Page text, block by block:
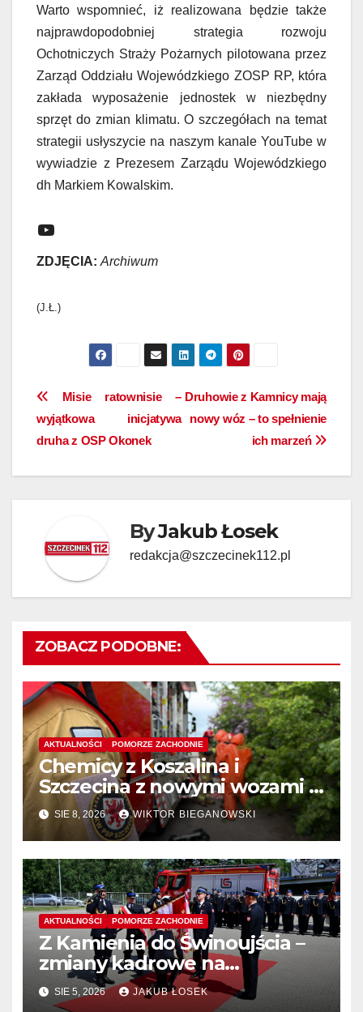
Warto wspomnieć, iż realizowana będzie także
najprawdopodobniej strategia rozwoju
Ochotniczych Straży Pożarnych pilotowana przez
Zarząd Oddziału Wojewódzkiego ZOSP RP, która
zakłada wyposażenie jednostek w niezbędny
sprzęt do zmian klimatu. O szczegółach na temat
strategii usłyszycie na naszym kanale YouTube w
wywiadzie z Prezesem Zarządu Wojewódzkiego
dh Markiem Kowalskim.
YouTube
ZDJĘCIA: Archiwum
(J.Ł.)
Nawigacja
wpisu
Druhowie z Kamnicy mają
nowy wóz – to spełnienie
ich marzeń
Misie ratownisie –
wyjątkowa inicjatywa
druha z OSP Okonek
ByJakub Łosek
redakcja@szczecinek112.pl
ZOBACZ PODOBNE:
AKTUALNOŚCI POMORZE ZACHODNIE
Chemicy z Koszalina i
Szczecina z nowymi wozami –
wyłoniono wykonawcę
SIE 8, 2026 WIKTOR BIEGANOWSKI
AKTUALNOŚCI POMORZE ZACHODNIE
Z Kamienia do Świnoujścia –
zmiany kadrowe na
stanowiskach komendantów
SIE 5, 2026 JAKUB ŁOSEK